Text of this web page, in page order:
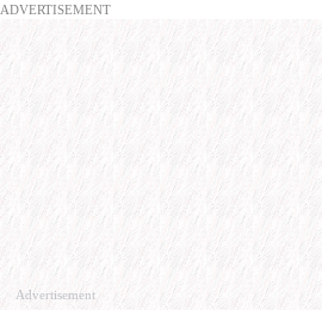
ADVERTISEMENT
Advertisement